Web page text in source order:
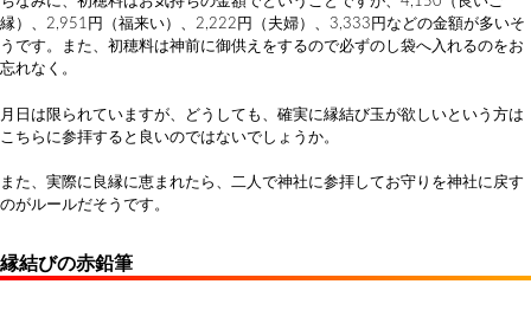
縁）、2,951円（福来い）、2,222円（夫婦）、3,333円などの金額が多いそ
うです。また、初穂料は神前に御供えをするので必ずのし袋へ入れるのをお
忘れなく。
月日は限られていますが、どうしても、確実に縁結び玉が欲しいという方は
こちらに参拝すると良いのではないでしょうか。
また、実際に良縁に恵まれたら、二人で神社に参拝してお守りを神社に戻す
のがルールだそうです。
縁結びの赤鉛筆